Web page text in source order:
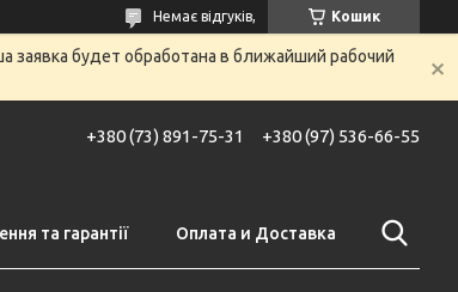
Кошик
Немає відгуків,
заявка будет обработана в ближайший рабочий
+380 (73) 891-75-31 +380 (97) 536-66-55
та гарантії Оплата и Доставка